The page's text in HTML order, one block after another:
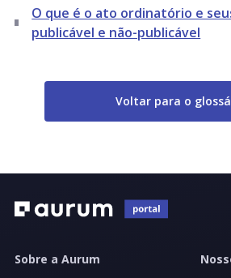
O que é o ato ordinatório e
publicável e não-publicável
Voltar para o
Sobre a Aurum